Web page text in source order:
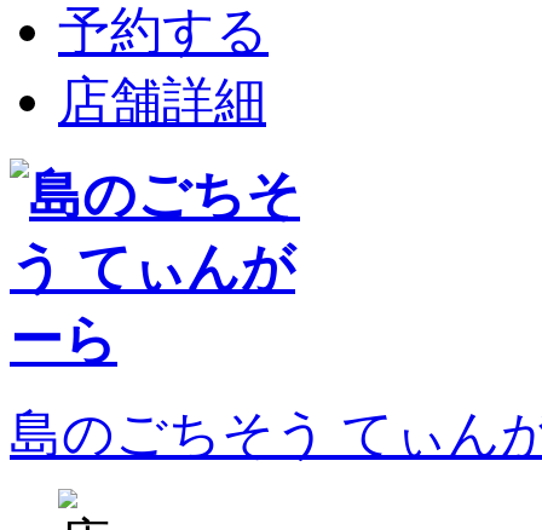
予約する
店舗詳細
島のごちそう てぃん